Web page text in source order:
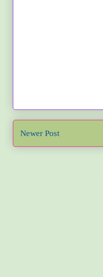
Newer Post